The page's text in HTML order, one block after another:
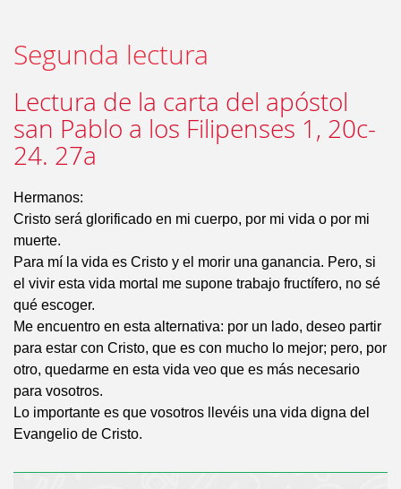
Segunda lectura
Lectura de la carta del apóstol
san Pablo a los Filipenses 1, 20c-
24. 27a
Hermanos:
Cristo será glorificado en mi cuerpo, por mi vida o por mi
muerte.
Para mí la vida es Cristo y el morir una ganancia. Pero, si
el vivir esta vida mortal me supone trabajo fructífero, no sé
qué escoger.
Me encuentro en esta alternativa: por un lado, deseo partir
para estar con Cristo, que es con mucho lo mejor; pero, por
otro, quedarme en esta vida veo que es más necesario
para vosotros.
Lo importante es que vosotros llevéis una vida digna del
Evangelio de Cristo.